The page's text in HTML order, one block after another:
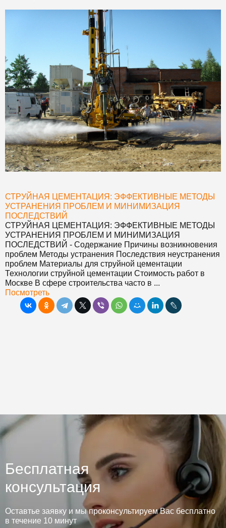
СТРУЙНАЯ ЦЕМЕНТАЦИЯ: ЭФФЕКТИВНЫЕ МЕТОДЫ
УСТРАНЕНИЯ ПРОБЛЕМ И МИНИМИЗАЦИЯ
ПОСЛЕДСТВИЙ
СТРУЙНАЯ ЦЕМЕНТАЦИЯ: ЭФФЕКТИВНЫЕ МЕТОДЫ
УСТРАНЕНИЯ ПРОБЛЕМ И МИНИМИЗАЦИЯ
ПОСЛЕДСТВИЙ - Содержание Причины возникновения
проблем Методы устранения Последствия неустранения
проблем Материалы для струйной цементации
Технологии струйной цементации Стоимость работ в
Москве В сфере строительства часто в ...
Посмотреть
Бесплатная
консультация
Оставтье заявку и мы проконсультируем Вас бесплатно
в течение 10 минут